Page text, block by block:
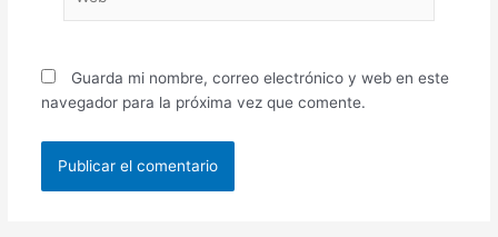
Guarda mi nombre, correo electrónico y web en este
navegador para la próxima vez que comente.